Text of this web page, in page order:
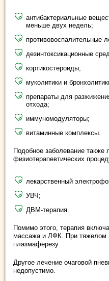
антибактериальные
меньше двух недель;
противовоспалительные
дезинтоксикационные
кортикостероиды;
муколитики и
препараты для
отхода;
иммуномодуляторы;
витаминные комплексы.
Подобное заболевание также
физиотерапевтических
лекарственный
УВЧ;
ДВМ-терапия.
Помимо этого, терапия
массажа и ЛФК. При тяжелом
плазмаферезу.
Другое лечение очаговой
недопустимо.